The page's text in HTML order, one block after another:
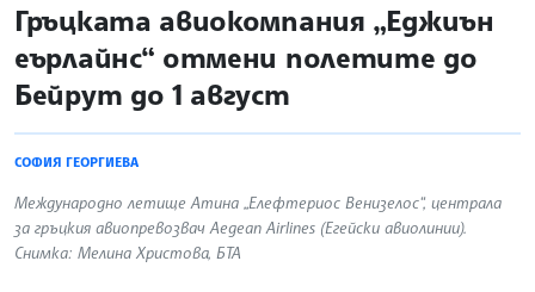
site.bta
Гръцката авиокомпания „Еджиън
еърлайнс“ отмени полетите до
Бейрут до 1 август
СОФИЯ ГЕОРГИЕВА
Международно летище Атина „Елефтериос Венизелос“, централа
за гръцкия авиопревозвач Aegean Airlines (Егейски авиолинии).
Снимка: Мелина Христова, БТА